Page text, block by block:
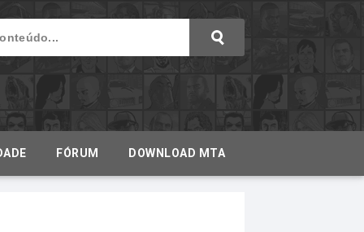
FÓRUM DOWNLOAD MTA